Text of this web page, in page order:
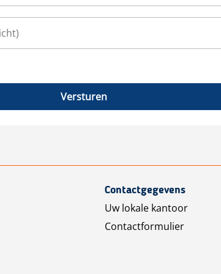
Versturen
Contactgegevens
Uw lokale kantoor
Contactformulier